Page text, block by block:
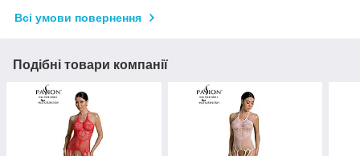
Всі умови повернення
Подібні товари компанії